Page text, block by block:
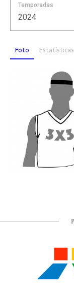
Temporadas
2024
Foto Estatísticas